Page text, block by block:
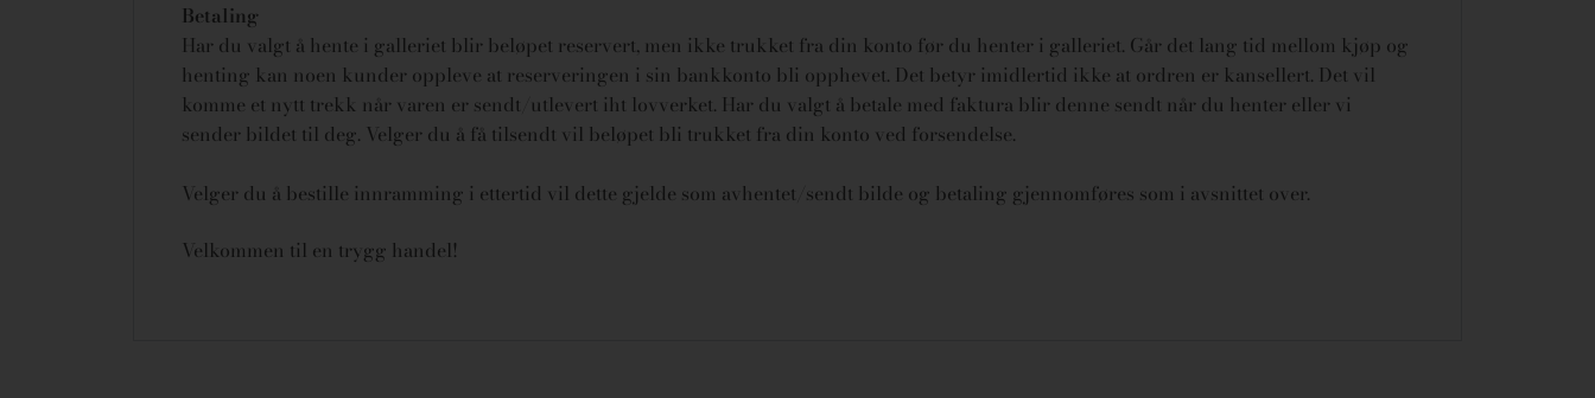
Betaling
Har du valgt å hente i galleriet blir beløpet reservert, men ikke trukket fra din konto før du henter i galleriet. Går det lang tid mellom kjøp og
henting kan noen kunder oppleve at reserveringen i sin bankkonto bli opphevet. Det betyr imidlertid ikke at ordren er kansellert. Det vil
komme et nytt trekk når varen er sendt/utlevert iht lovverket. Har du valgt å betale med faktura blir denne sendt når du henter eller vi
sender bildet til deg. Velger du å få tilsendt vil beløpet bli trukket fra din konto ved forsendelse.
Velger du å bestille innramming i ettertid vil dette gjelde som avhentet/sendt bilde og betaling gjennomføres som i avsnittet over.
Velkommen til en trygg handel!